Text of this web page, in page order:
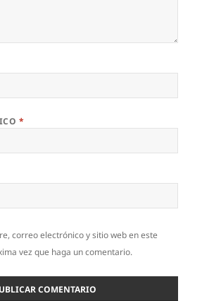
*
correo electrónico y sitio web en este
vez que haga un comentario.